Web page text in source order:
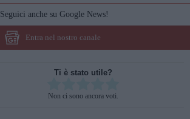
Seguici anche su Google News!
Entra nel nostro canale
Ti è stato utile?
Non ci sono ancora voti.